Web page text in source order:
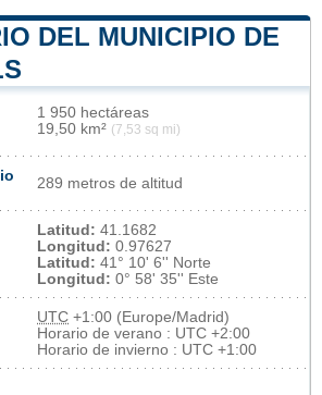
DEL MUNICIPIO DE
1 950 hectáreas
19,50 km² (7,53 sq mi)
289 metros de altitud
Latitud: 41.1682
Longitud: 0.97627
Latitud: 41° 10' 6'' Norte
Longitud: 0° 58' 35'' Este
UTC +1:00 (Europe/Madrid)
Horario de verano : UTC +2:00
Horario de invierno : UTC +1:00